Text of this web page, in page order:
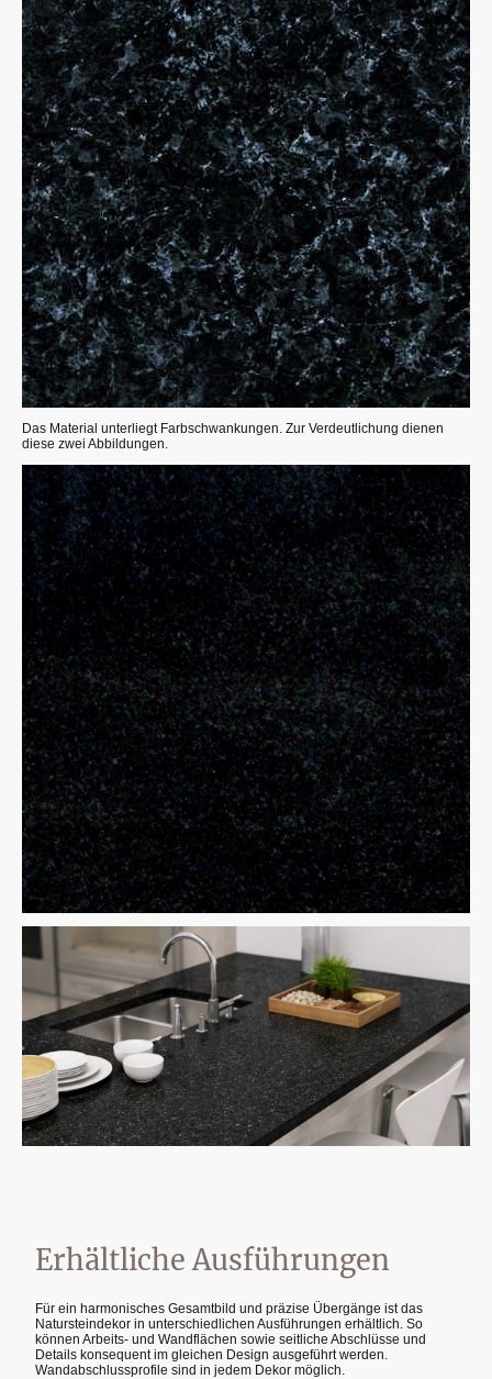
Das Material unterliegt Farbschwankungen. Zur Verdeutlichung dienen
diese zwei Abbildungen.
Erhältliche Ausführungen
Für ein harmonisches Gesamtbild und präzise Übergänge ist das
Natursteindekor in unterschiedlichen Ausführungen erhältlich. So
können Arbeits- und Wandflächen sowie seitliche Abschlüsse und
Details konsequent im gleichen Design ausgeführt werden.
Wandabschlussprofile sind in jedem Dekor möglich.